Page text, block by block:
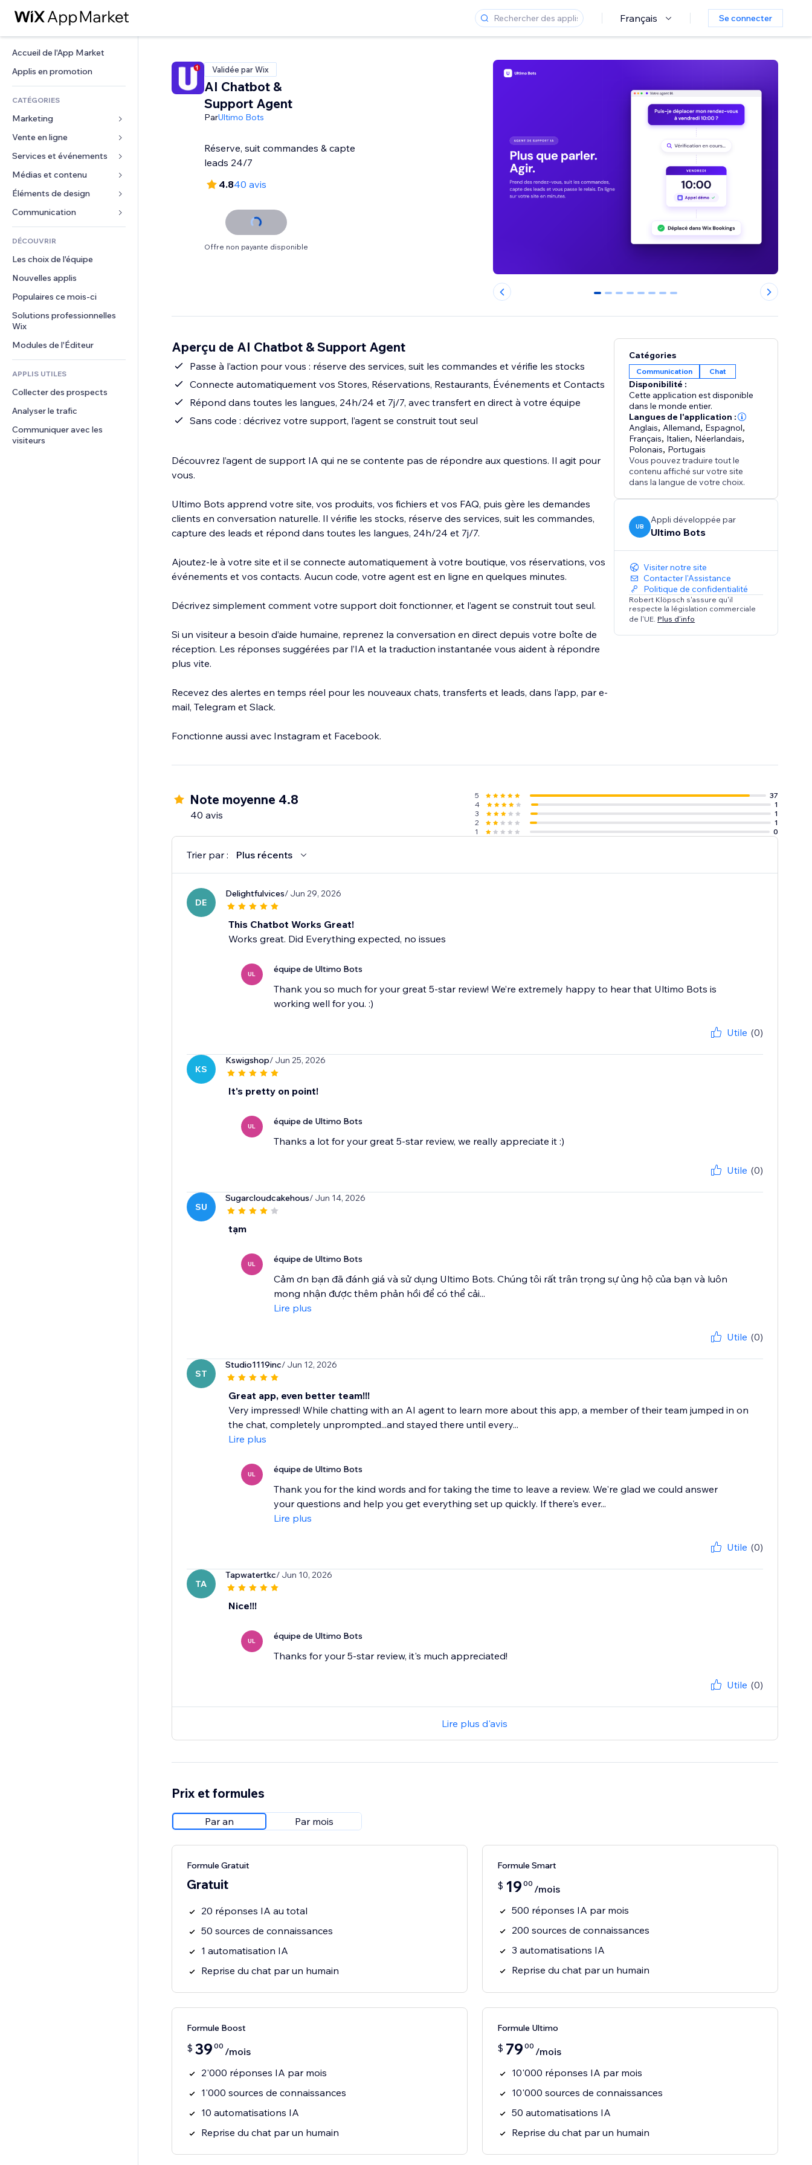
Français Se connecter
Accueil de l'App Market
Applis en promotion
CATÉGORIES
Marketing
Publicités
Mobile
Données analytiques
Réseaux sociaux
Classement de sites
E-mail
Vente en ligne
Applis pour les boutiques
Expédition et livraison
Boutons Vente
Comptabilité
Coupons et fidélisation
Solutions d'entreposage
Financement participatif
Alimentation et boissons
Services et événements
Hôtels
Événements
Restaurants
Immobilier
Réservations
Médias et contenu
Galerie
Musique
Podcasts
Photographie
Vidéo
PDF
Partage de fichiers
Actualités
Services de contenu
Effets de texte
Éléments de design
Cartes et navigation
Confidentialité
Horloge
Modèles de pages
Effets sur images
Boutons et menus
Bannières et badges
Calculateurs
Rechercher
Formulaires
Sondages
Chat
Commentaires
Téléphone
Communauté
Avis et commentaires
DÉCOUVRIR
Les choix de l'équipe
Nouvelles applis
Populaires ce mois‑ci
Solutions professionnelles
Wix
Modules de l'Éditeur
APPLIS UTILES
Collecter des prospects
Analyser le trafic
Communiquer avec les
visiteurs
Validée par Wix
AI Chatbot &
Support Agent
ParUltimo Bots
Réserve, suit commandes & capte
leads 24/7
4.840 avis
Offre non payante disponible
0 1 2 3 4 5 6 7
Aperçu de AI Chatbot & Support Agent
Passe à l’action pour vous : réserve des services, suit les commandes et vérifie les stocks
Connecte automatiquement vos Stores, Réservations, Restaurants, Événements et Contacts
Répond dans toutes les langues, 24h/24 et 7j/7, avec transfert en direct à votre équipe
Sans code : décrivez votre support, l’agent se construit tout seul
Découvrez l’agent de support IA qui ne se contente pas de répondre aux questions. Il agit pour
vous.
Ultimo Bots apprend votre site, vos produits, vos fichiers et vos FAQ, puis gère les demandes
clients en conversation naturelle. Il vérifie les stocks, réserve des services, suit les commandes,
capture des leads et répond dans toutes les langues, 24h/24 et 7j/7.
Ajoutez-le à votre site et il se connecte automatiquement à votre boutique, vos réservations, vos
événements et vos contacts. Aucun code, votre agent est en ligne en quelques minutes.
Décrivez simplement comment votre support doit fonctionner, et l’agent se construit tout seul.
Si un visiteur a besoin d’aide humaine, reprenez la conversation en direct depuis votre boîte de
réception. Les réponses suggérées par l’IA et la traduction instantanée vous aident à répondre
plus vite.
Recevez des alertes en temps réel pour les nouveaux chats, transferts et leads, dans l’app, par e-
mail, Telegram et Slack.
Fonctionne aussi avec Instagram et Facebook.
Catégories
Communication Chat
Disponibilité :
Cette application est disponible
dans le monde entier.
Langues de l'application :
Anglais, Allemand, Espagnol,
Français, Italien, Néerlandais,
Polonais, Portugais
Vous pouvez traduire tout le
contenu affiché sur votre site
dans la langue de votre choix.
UB
Appli développée par
Ultimo Bots
Visiter notre site
Contacter l'Assistance
Politique de confidentialité
Robert Klöpsch s'assure qu'il
respecte la législation commerciale
de l'UE. Plus d'info
Note moyenne 4.8
40 avis
5
37
4
1
3
1
2
1
1
0
Trier par : Plus récents
DE
Delightfulvices/ Jun 29, 2026
This Chatbot Works Great!
Works great. Did Everything expected, no issues
UL équipe de Ultimo Bots
Thank you so much for your great 5-star review! We’re extremely happy to hear that Ultimo Bots is
working well for you. :)
Utile (0)
KS
Kswigshop/ Jun 25, 2026
It's pretty on point!
UL équipe de Ultimo Bots
Thanks a lot for your great 5-star review, we really appreciate it :)
Utile (0)
SU
Sugarcloudcakehous/ Jun 14, 2026
tạm
UL équipe de Ultimo Bots
Cảm ơn bạn đã đánh giá và sử dụng Ultimo Bots. Chúng tôi rất trân trọng sự ủng hộ của bạn và luôn
mong nhận được thêm phản hồi để có thể cải...
Lire plus
Utile (0)
ST
Studio1119inc/ Jun 12, 2026
Great app, even better team!!!
Very impressed! While chatting with an AI agent to learn more about this app, a member of their team jumped in on
the chat, completely unprompted...and stayed there until every...
Lire plus
UL équipe de Ultimo Bots
Thank you for the kind words and for taking the time to leave a review. We're glad we could answer
your questions and help you get everything set up quickly. If there's ever...
Lire plus
Utile (0)
TA
Tapwatertkc/ Jun 10, 2026
Nice!!!
UL équipe de Ultimo Bots
Thanks for your 5-star review, it's much appreciated!
Utile (0)
Lire plus d'avis
Prix et formules
Par an Par mois
Formule Gratuit
Gratuit
20 réponses IA au total
50 sources de connaissances
1 automatisation IA
Reprise du chat par un humain
Formule Smart
$ 19 00 /mois
500 réponses IA par mois
200 sources de connaissances
3 automatisations IA
Reprise du chat par un humain
Formule Boost
$ 39 00 /mois
2'000 réponses IA par mois
1'000 sources de connaissances
10 automatisations IA
Reprise du chat par un humain
Formule Ultimo
$ 79 00 /mois
10'000 réponses IA par mois
10'000 sources de connaissances
50 automatisations IA
Reprise du chat par un humain